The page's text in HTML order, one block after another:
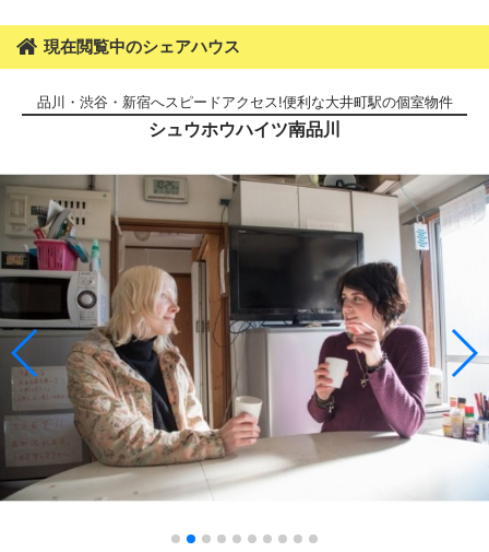
現在閲覧中のシェアハウス
品川・渋谷・新宿へスピードアクセス!便利な大井町駅の個室物件
シュウホウハイツ南品川